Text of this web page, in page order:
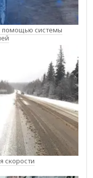
помощью системы
скорости